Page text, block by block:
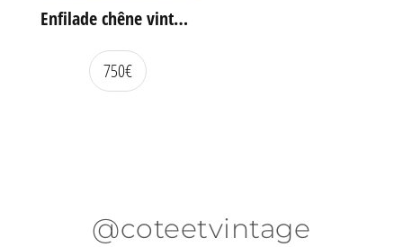
Enfilade chêne vintage portes coulissantes
750€
@coteetvintage